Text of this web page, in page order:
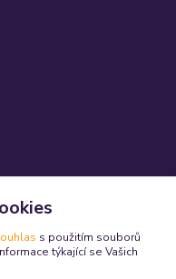
s použitím souborů
týkající se Vašich